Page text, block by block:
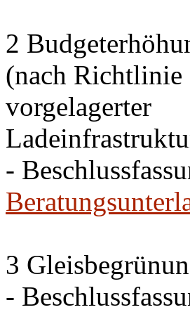
2
(nach Richtlinie
vorgelagerter
-
3
-